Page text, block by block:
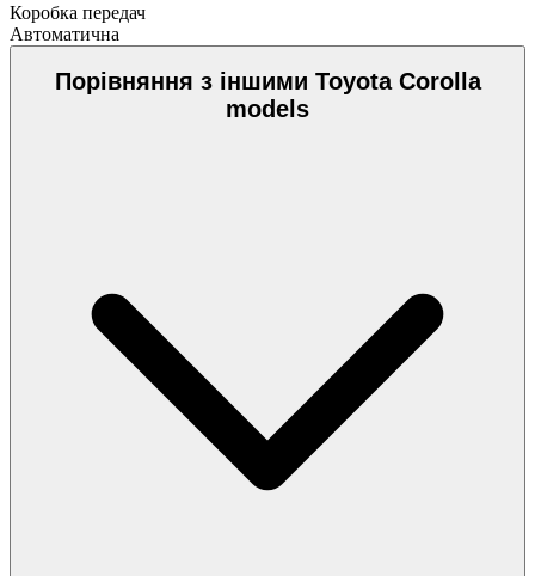
Коробка передач
Автоматична
Порівняння з іншими Toyota Corolla
models